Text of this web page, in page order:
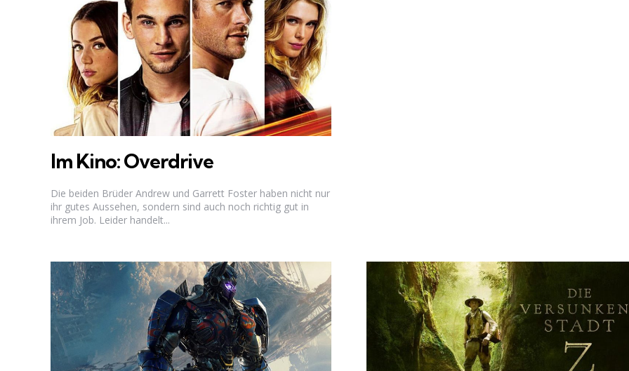
Im Kino: Overdrive
Die beiden Brüder Andrew und Garrett Foster haben nicht nur
ihr gutes Aussehen, sondern sind auch noch richtig gut in
ihrem Job. Leider handelt...